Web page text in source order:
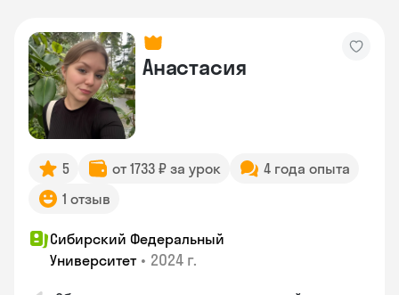
Анастасия
5 от 1733 ₽ за урок
4 года опыта
1 отзыв
Сибирский Федеральный
Университет • 2024 г.